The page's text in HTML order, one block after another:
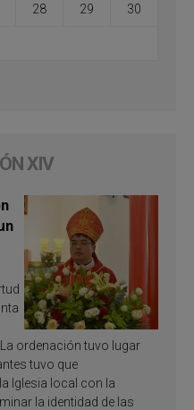
28 29 30
XIV
ordenación tuvo lugar
tuvo que
Iglesia local con la
la identidad de las